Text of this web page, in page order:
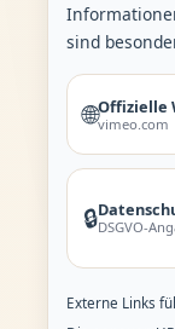
sind
🌐Offizielle
vimeo.com
🔒DSGVO-
Externe Links